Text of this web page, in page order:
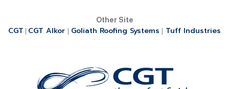
Other Site
CGT CGT Alkor Goliath Roofing Systems Tuff Industries